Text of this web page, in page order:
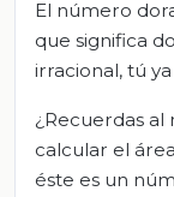
El número
que significa
irracional, tú
¿Recuerdas al
calcular el
éste es un